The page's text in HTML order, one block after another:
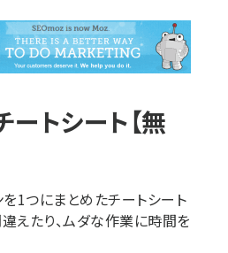
トシート【無
1つにまとめたチートシート
えたり、ムダな作業に時間を